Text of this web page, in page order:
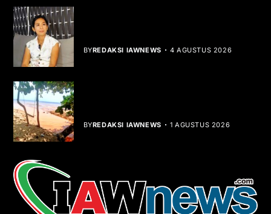
BYREDAKSI IAWNEWS 4 AGUSTUS 2026
BYREDAKSI IAWNEWS 1 AGUSTUS 2026